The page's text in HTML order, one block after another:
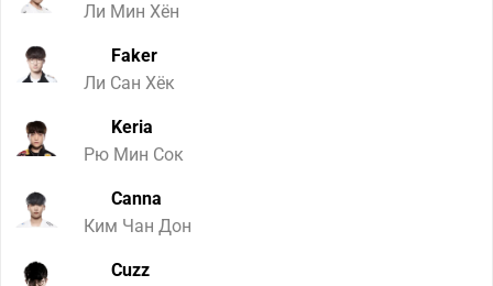
Ли Мин Хён
Faker
Ли Сан Хёк
Keria
Рю Мин Сок
Canna
Ким Чан Дон
Cuzz